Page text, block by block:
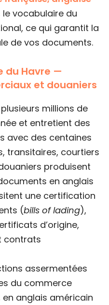
vocabulaire du
ce qui garantit la
de vos documents.
du Havre —
et douaniers
millions de
et entretient des
avec des centaines
transitaires, courtiers
produisent
en anglais
une certification
(bills of lading),
d’origine,
contrats
assermentées
du commerce
anglais américain